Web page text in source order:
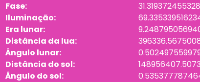
Fase:
Iluminação:
Era lunar:
Distância da lua:
Ângulo lunar:
Distância do sol:
Ângulo do sol: